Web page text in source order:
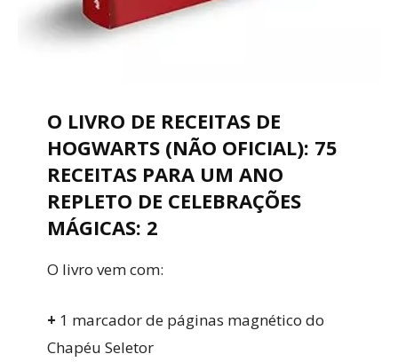
O LIVRO DE RECEITAS DE
HOGWARTS (NÃO OFICIAL): 75
RECEITAS PARA UM ANO
REPLETO DE CELEBRAÇÕES
MÁGICAS: 2
O livro vem com:
+ 1 marcador de páginas magnético do
Chapéu Seletor